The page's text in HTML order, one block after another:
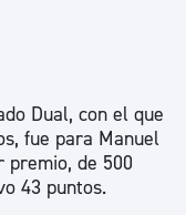
Dual, con el que
fue para Manuel
premio, de 500
43 puntos.